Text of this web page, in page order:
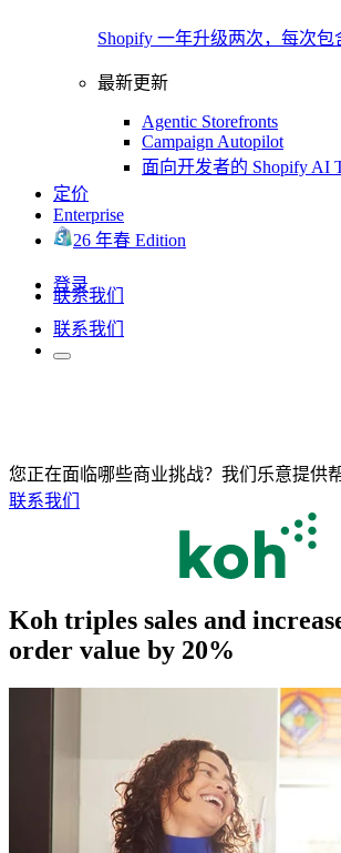
Shopify 一年升级两次，每次包
最新更新
Agentic Storefronts
Campaign Autopilot
面向开发者的 Shopify AI
定价
Enterprise
26 年春 Edition
登录
联系我们
联系我们
您正在面临哪些商业挑战？我们乐意提供帮
联系我们
Koh triples sales and
order value by 20%